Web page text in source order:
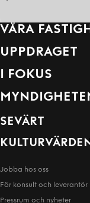
VÅRA
UPPDRAGET
I FOKUS
SEVÄRT
Jobba hos oss
För konsult och leverantör
Pressrum och nyheter